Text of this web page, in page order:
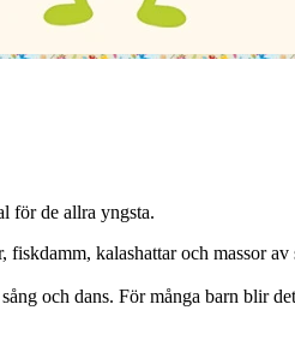
för de allra yngsta.
kalashattar och massor
och dans. För många barn blir